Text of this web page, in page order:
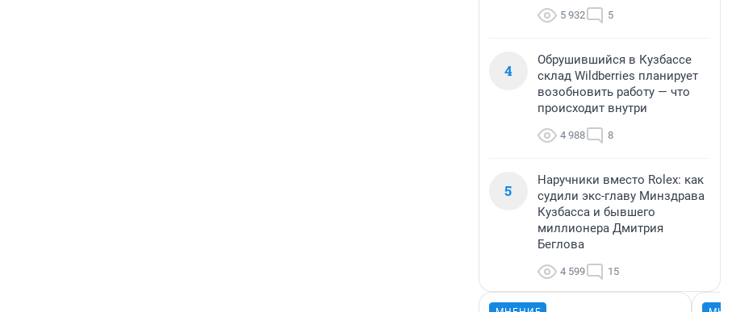
5 932 5
4
Обрушившийся в Кузбассе
склад Wildberries планирует
возобновить работу — что
происходит внутри
4 988 8
5
Наручники вместо Rolex: как
судили экс-главу Минздрава
Кузбасса и бывшего
миллионера Дмитрия
Беглова
4 599 15